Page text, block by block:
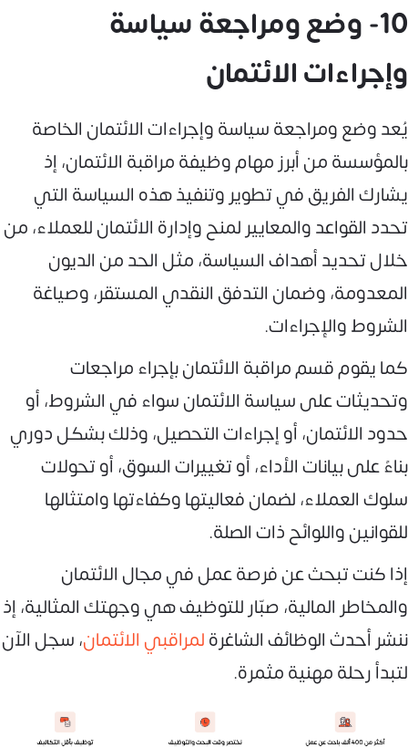
10- وضع ومراجعة سياسة
وإجراءات الائتمان
يُعد وضع ومراجعة سياسة وإجراءات الائتمان الخاصة
بالمؤسسة من أبرز مهام وظيفة مراقبة الائتمان، إذ
يشارك الفريق في تطوير وتنفيذ هذه السياسة التي
تحدد القواعد والمعايير لمنح وإدارة الائتمان للعملاء، من
خلال تحديد أهداف السياسة، مثل الحد من الديون
المعدومة، وضمان التدفق النقدي المستقر، وصياغة
الشروط والإجراءات.
كما يقوم قسم مراقبة الائتمان بإجراء مراجعات
وتحديثات على سياسة الائتمان سواء في الشروط، أو
حدود الائتمان، أو إجراءات التحصيل، وذلك بشكل دوري
بناءً على بيانات الأداء، أو تغييرات السوق، أو تحولات
سلوك العملاء، لضمان فعاليتها وكفاءتها وامتثالها
للقوانين واللوائح ذات الصلة.
إذا كنت تبحث عن فرصة عمل في مجال الائتمان
والمخاطر المالية، صبّار للتوظيف هي وجهتك المثالية، إذ
ننشر أحدث الوظائف الشاغرةلمراقبي الائتمان، سجل الآن
لتبدأ رحلة مهنية مثمرة.